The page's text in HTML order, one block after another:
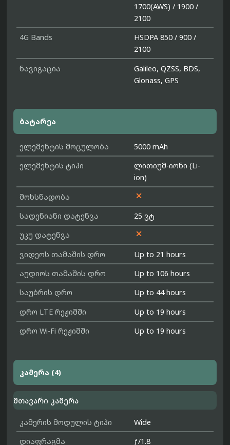
1700(AWS) / 1900 /
2100
4G Bands
HSDPA 850 / 900 /
2100
ნავიგაცია
Galileo, QZSS, BDS,
Glonass, GPS
ბატარეა
ელემენტის მოცულობა
5000 mAh
ელემენტის ტიპი
ლითიუმ-იონი (Li-
ion)
მოხსნადობა

სადენიანი დატენვა
25 ვტ
უკუ დატენვა

ვიდეოს თამაშის დრო
Up to 21 hours
აუდიოს თამაშის დრო
Up to 106 hours
საუბრის დრო
Up to 44 hours
დრო LTE რეჟიმში
Up to 19 hours
დრო Wi-Fi რეჟიმში
Up to 19 hours
კამერა (4)
მთავარი კამერა
კამერის მოდულის ტიპი
Wide
დიაფრაგმა
ƒ/1.8